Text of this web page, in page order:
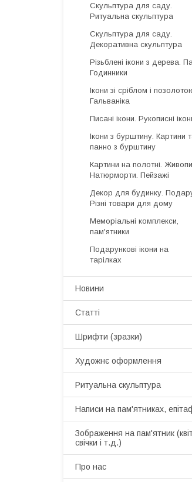
Скульптура для саду.
Ритуальна скульптура
Скульптура для саду.
Декоративна скульптура
Різьблені ікони з дерева.
Годинники
Ікони зі сріблом і
Гальваніка
Писані ікони. Рукописні
Ікони з бурштину. Картини
панно з бурштину
Картини на полотні.
Натюрморти. Пейзажі
Декор для будинку.
Різні товари для дому
Меморіальні комплекси,
пам'ятники
Подарункові ікони на
тарілках
Новини
Статті
Шрифти (зразки)
Художнє оформлення
Ритуальна скульптура
Написи на пам'ятниках,
Зображення на пам'ятник
свічки і т.д.)
Про нас